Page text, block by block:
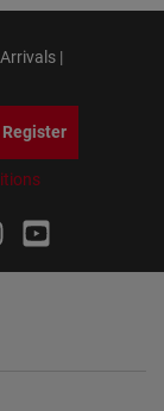
|
Register